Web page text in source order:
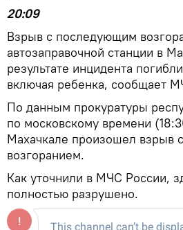
20:09
Взрыв с последующим
автозаправочной станции в
результате инцидента
включая ребенка, сообщает
По данным прокуратуры
по московскому времени
Махачкале произошел взрыв
возгоранием.
Как уточнили в МЧС России,
полностью разрушено.